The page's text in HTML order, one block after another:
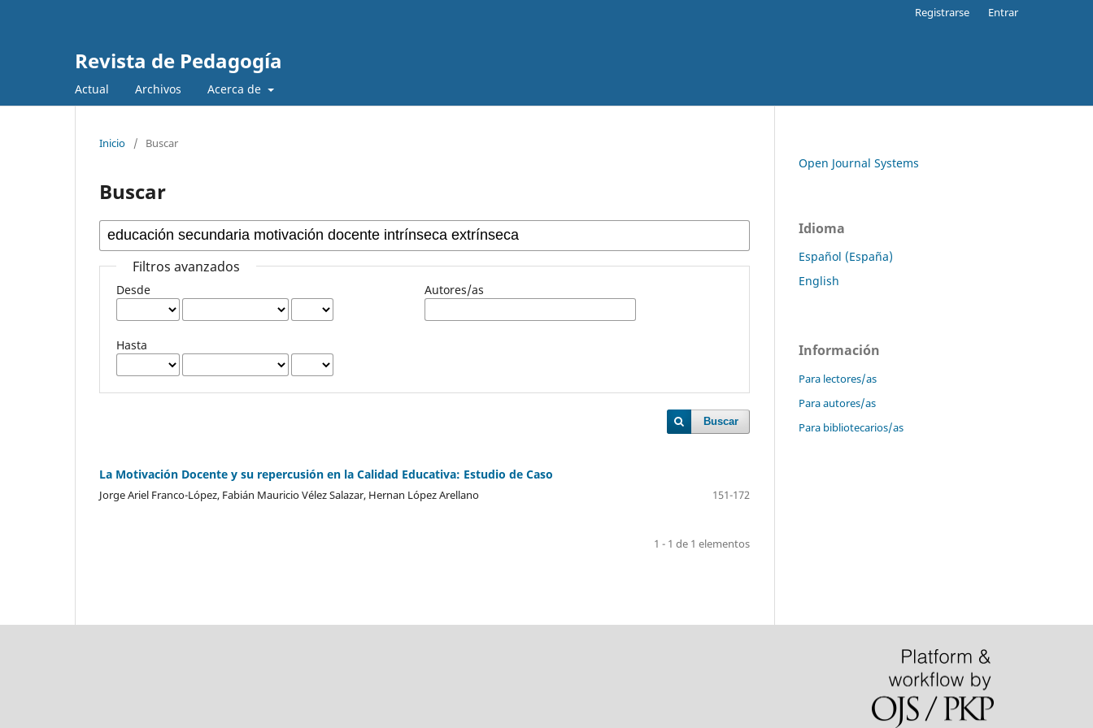
Revista de Pedagogía
Actual Archivos Acerca de
Registrarse Entrar
Inicio / Buscar
Buscar
Filtros avanzados
Desde
Hasta
Autores/as
Buscar
La Motivación Docente y su repercusión en la Calidad Educativa: Estudio de Caso
Jorge Ariel Franco-López, Fabián Mauricio Vélez Salazar, Hernan López Arellano 151-172
1 - 1 de 1 elementos
Open Journal Systems
Idioma
Español (España)
English
Información
Para lectores/as
Para autores/as
Para bibliotecarios/as